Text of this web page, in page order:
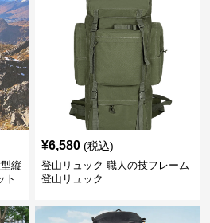
縦
ト
¥6,580 (税込)
登山リュック 職人の技フレーム
登山リュック